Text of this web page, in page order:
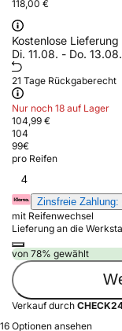
118,00 €
Kostenlose Lieferung
Di. 11.08. - Do. 13.08.
21 Tage Rückgaberecht
Nur noch 18 auf Lager
104,99 €
104
99€
pro Reifen
4
Zinsfreie
mit Reifenwechsel
Lieferung an die
von 78% gewählt
Verkauf durch
16 Optionen ansehen